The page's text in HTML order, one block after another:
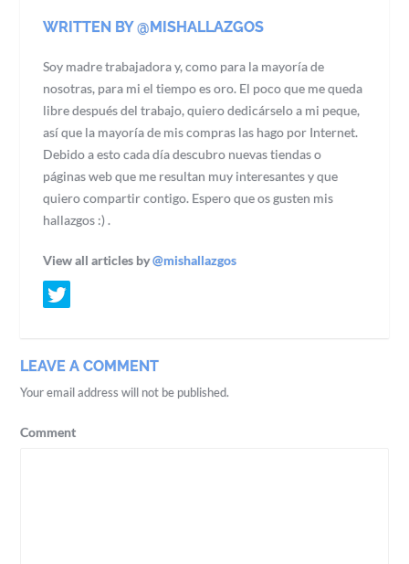
WRITTEN BY @MISHALLAZGOS
Soy madre trabajadora y, como para la mayoría de
nosotras, para mi el tiempo es oro. El poco que me queda
libre después del trabajo, quiero dedicárselo a mi peque,
así que la mayoría de mis compras las hago por Internet.
Debido a esto cada día descubro nuevas tiendas o
páginas web que me resultan muy interesantes y que
quiero compartir contigo. Espero que os gusten mis
hallazgos :) .
View all articles by@mishallazgos
LEAVE A COMMENT
Your email address will not be published.
Comment